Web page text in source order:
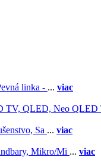
linka - ... viac
TV, QLED, Neo QLED
Sa ... viac
Mikro/Mi ... viac